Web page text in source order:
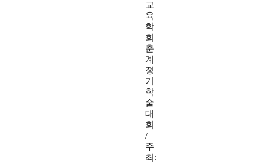
교
육
학
회
춘
계
정
기
학
술
대
회
/
주
최: